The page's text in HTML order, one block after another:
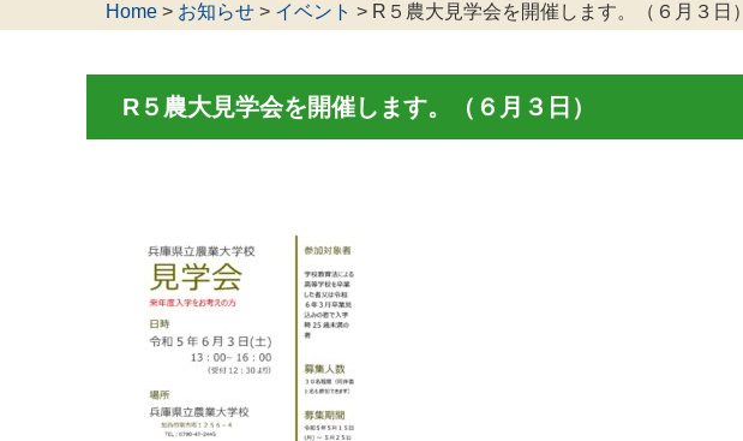
Home > お知らせ > イベント > R５農大見学会を開催します。（６月３日）
R５農大見学会を開催します。（６月３日）